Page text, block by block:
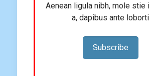
Aenean ligula nibh, mole stie
a, dapibus ante
Subscribe